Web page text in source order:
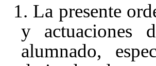
1. La presente
y actuaciones
alumnado,